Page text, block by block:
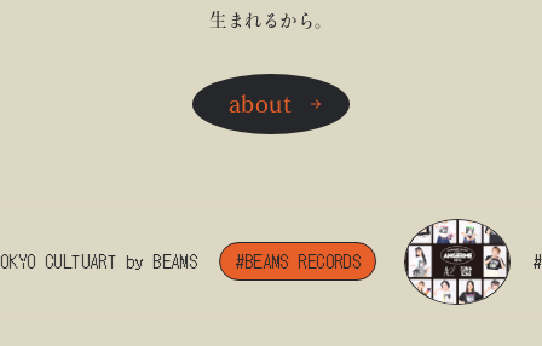
生まれるから。
about
CULTUART by BEAMS #BEAMS RECORDS